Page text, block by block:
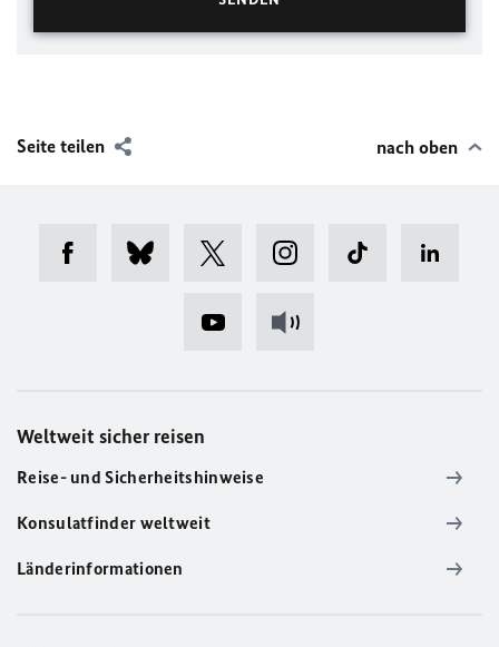
Seite teilen nach oben
Weltweit sicher reisen
Reise- und Sicherheitshinweise
Konsulatfinder weltweit
Länderinformationen